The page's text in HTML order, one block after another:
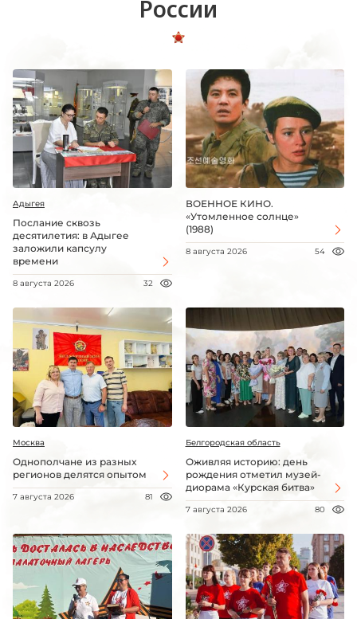
России
Адыгея
Послание сквозь
десятилетия: в Адыгее
заложили капсулу
времени
8 августа 2026 32
ВОЕННОЕ КИНО.
«Утомленное солнце»
(1988)
8 августа 2026 54
Москва
Однополчане из разных
регионов делятся опытом
7 августа 2026 81
Белгородская область
Оживляя историю: день
рождения отметил музей-
диорама «Курская битва»
7 августа 2026 80